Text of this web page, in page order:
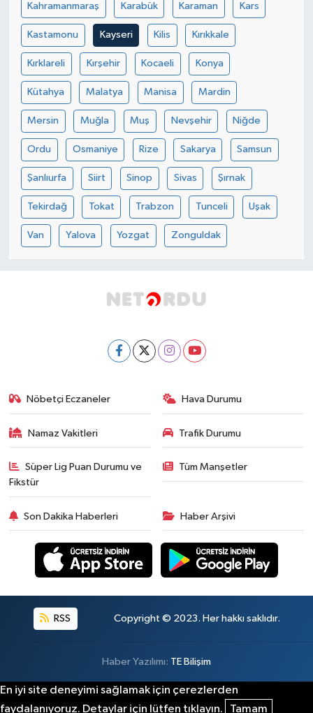
Kahramanmaraş Karabük Karaman Kars
Kastamonu Kayseri Kilis Kırıkkale
Kırklareli Kırşehir Kocaeli Konya
Kütahya Malatya Manisa Mardin
Mersin Muğla Muş Nevşehir Niğde
Ordu Osmaniye Rize Sakarya Samsun
Şanlıurfa Siirt Sinop Sivas Şırnak
Tekirdağ Tokat Trabzon Tunceli Uşak
Van Yalova Yozgat Zonguldak
Nöbetçi Eczaneler Hava Durumu
Namaz Vakitleri Trafik Durumu
Süper Lig Puan Durumu ve
Fikstür
Tüm Manşetler
Son Dakika Haberleri Haber Arşivi
RSS Copyright © 2023. Her hakkı saklıdır.
Haber Yazılımı: TE Bilişim
En iyi site deneyimi sağlamak için çerezlerden
faydalanıyoruz. Detaylar için lütfen tıklayın.
Tamam